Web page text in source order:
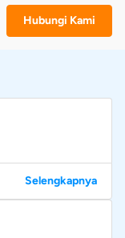
Hubungi Kami
Selengkapnya